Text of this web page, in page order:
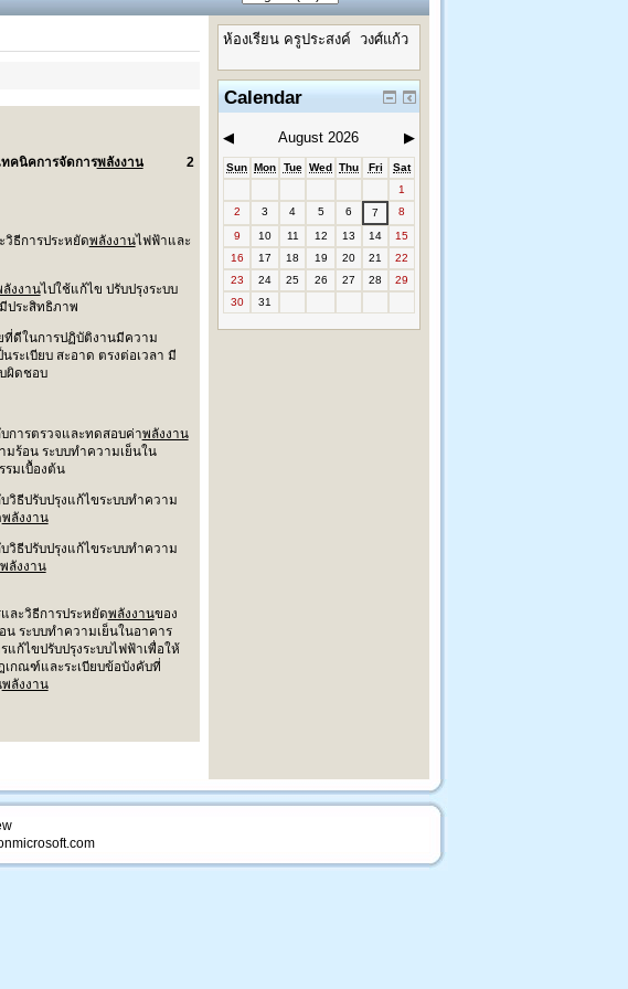
ทคนิคการจัดการพลังงาน2
ธีการประหยัดพลังงานไฟฟ้าและ
ลังงานไปใช้แก้ไข ปรับปรุงระบบ
ประสิทธิภาพ
ในการปฏิบัติงานมีความ
ระเบียบ สะอาด ตรงต่อเวลา มี
ผิดชอบ
ารตรวจและทดสอบค่าพลังงาน
มร้อน ระบบทำความเย็นใน
รมเบื้องต้น
ปรับปรุงแก้ไขระบบทำความ
พลังงาน
ปรับปรุงแก้ไขระบบทำความ
พลังงาน
ะวิธีการประหยัดพลังงานของ
น ระบบทำความเย็นในอาคาร
ก้ไขปรับปรุงระบบไฟฟ้าเพื่อให้
กณฑ์และระเบียบข้อบังคับที่
พลังงาน
ห้องเรียน ครูประสงค์ วงศ์แก้ว
Calendar
◀ August 2026 ▶
Sun Mon Tue Wed Thu Fri
Sat
1
2
3 4 5 6 7
8
9
10 11 12 13 14
15
16
17 18 19 20 21
22
23
24 25 26 27 28
29
30
31